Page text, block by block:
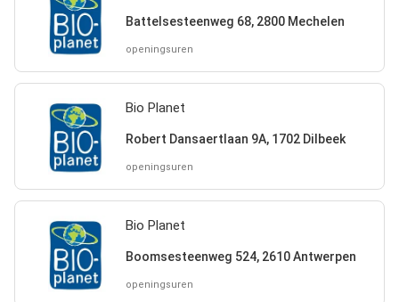
Battelsesteenweg 68, 2800 Mechelen
openingsuren
Bio Planet
Robert Dansaertlaan 9A, 1702 Dilbeek
openingsuren
Bio Planet
Boomsesteenweg 524, 2610 Antwerpen
openingsuren